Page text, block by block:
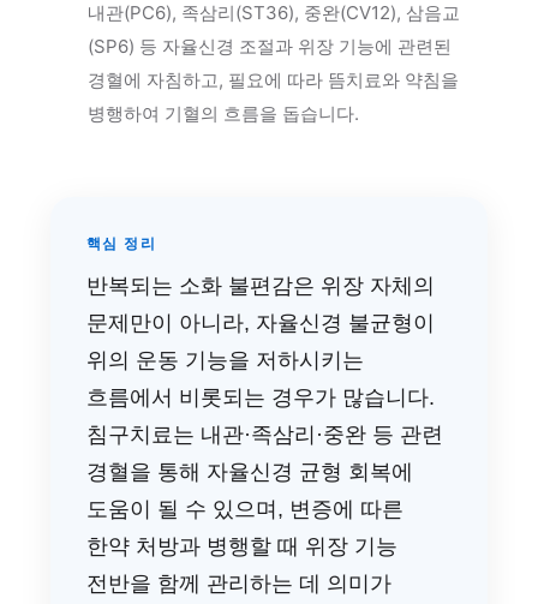
내관(PC6), 족삼리(ST36), 중완(CV12), 삼음교
(SP6) 등 자율신경 조절과 위장 기능에 관련된
경혈에 자침하고, 필요에 따라 뜸치료와 약침을
병행하여 기혈의 흐름을 돕습니다.
핵심 정리
반복되는 소화 불편감은 위장 자체의
문제만이 아니라, 자율신경 불균형이
위의 운동 기능을 저하시키는
흐름에서 비롯되는 경우가 많습니다.
침구치료는 내관·족삼리·중완 등 관련
경혈을 통해 자율신경 균형 회복에
도움이 될 수 있으며, 변증에 따른
한약 처방과 병행할 때 위장 기능
전반을 함께 관리하는 데 의미가